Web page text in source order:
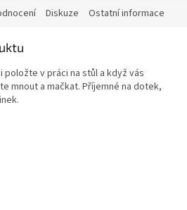
Diskuze Ostatní informace
v práci na stůl a když vás
mnout a mačkat. Příjemné na dotek,